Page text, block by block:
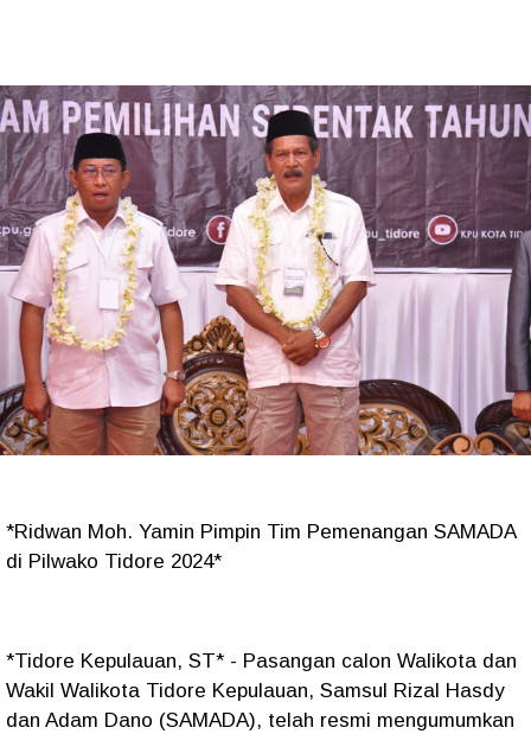
*Ridwan Moh. Yamin Pimpin Tim Pemenangan SAMADA
di Pilwako Tidore 2024*
*Tidore Kepulauan, ST* - Pasangan calon Walikota dan
Wakil Walikota Tidore Kepulauan, Samsul Rizal Hasdy
dan Adam Dano (SAMADA), telah resmi mengumumkan